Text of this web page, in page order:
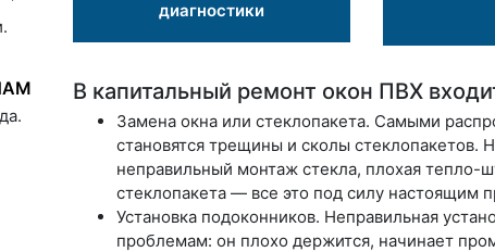
диагностики
В капитальный ремонт окон ПВХ
Замена окна или стеклопакета. Самыми
становятся трещины и сколы стеклопакетов.
неправильный монтаж стекла, плохая тепло-
стеклопакета — все это под силу настоящим
Установка подоконников. Неправильная
проблемам: он плохо держится, начинает